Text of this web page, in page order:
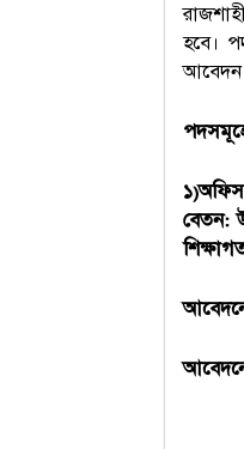
হবে।
আবেদন
বেতন: